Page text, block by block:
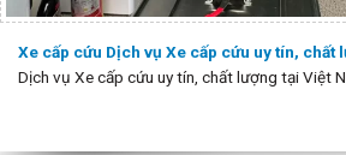
Xe cấp cứu Dịch vụ Xe cấp cứu uy tín, chất
Dịch vụ Xe cấp cứu uy tín, chất lượng tại Việt